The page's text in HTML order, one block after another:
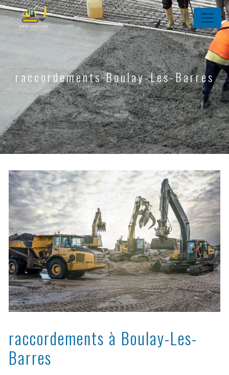
Panneau de gestion des cookies
raccordements Boulay-Les-Barres
raccordements à Boulay-Les-
Barres